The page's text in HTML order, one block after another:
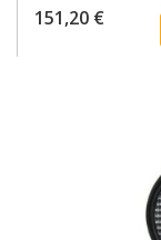
151,20 €